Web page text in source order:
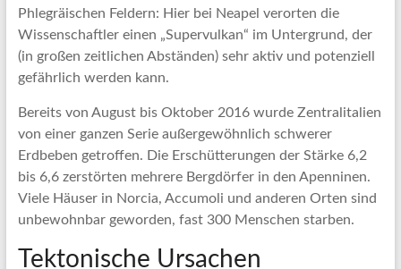
Phlegräischen Feldern: Hier bei Neapel verorten die
Wissenschaftler einen „Supervulkan“ im Untergrund, der
(in großen zeitlichen Abständen) sehr aktiv und potenziell
gefährlich werden kann.
Bereits von August bis Oktober 2016 wurde Zentralitalien
von einer ganzen Serie außergewöhnlich schwerer
Erdbeben getroffen. Die Erschütterungen der Stärke 6,2
bis 6,6 zerstörten mehrere Bergdörfer in den Apenninen.
Viele Häuser in Norcia, Accumoli und anderen Orten sind
unbewohnbar geworden, fast 300 Menschen starben.
Tektonische Ursachen